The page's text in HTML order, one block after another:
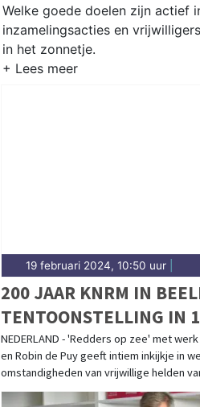
Welke goede doelen zijn actief
inzamelingsacties en
in het zonnetje.
19 februari 2024, 10:50 uur
200 JAAR KNRM IN
TENTOONSTELLING IN
MARITIEME MUSEA
LAND!
NEDERLAND - 'Redders op zee' met
en Robin de Puy geeft intiem inkijkje in
omstandigheden van vrijwillige helden